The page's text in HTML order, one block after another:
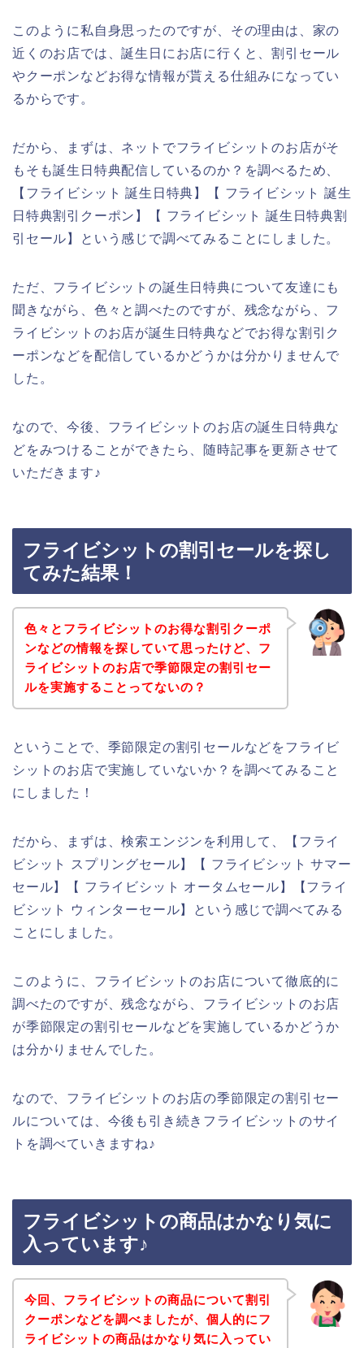
このように私自身思ったのですが、その理由は、家の
近くのお店では、誕生日にお店に行くと、割引セール
やクーポンなどお得な情報が貰える仕組みになってい
るからです。
だから、まずは、ネットでフライビシットのお店がそ
もそも誕生日特典配信しているのか？を調べるため、
【フライビシット 誕生日特典】【 フライビシット 誕生
日特典割引クーポン】【 フライビシット 誕生日特典割
引セール】という感じで調べてみることにしました。
ただ、フライビシットの誕生日特典について友達にも
聞きながら、色々と調べたのですが、残念ながら、フ
ライビシットのお店が誕生日特典などでお得な割引ク
ーポンなどを配信しているかどうかは分かりませんで
した。
なので、今後、フライビシットのお店の誕生日特典な
どをみつけることができたら、随時記事を更新させて
いただきます♪
フライビシットの割引セールを探し
てみた結果！
色々とフライビシットのお得な割引クーポ
ンなどの情報を探していて思ったけど、フ
ライビシットのお店で季節限定の割引セー
ルを実施することってないの？
ということで、季節限定の割引セールなどをフライビ
シットのお店で実施していないか？を調べてみること
にしました！
だから、まずは、検索エンジンを利用して、【フライ
ビシット スプリングセール】【 フライビシット サマー
セール】【 フライビシット オータムセール】【フライ
ビシット ウィンターセール】という感じで調べてみる
ことにしました。
このように、フライビシットのお店について徹底的に
調べたのですが、残念ながら、フライビシットのお店
が季節限定の割引セールなどを実施しているかどうか
は分かりませんでした。
なので、フライビシットのお店の季節限定の割引セー
ルについては、今後も引き続きフライビシットのサイ
トを調べていきますね♪
フライビシットの商品はかなり気に
入っています♪
今回、フライビシットの商品について割引
クーポンなどを調べましたが、個人的にフ
ライビシットの商品はかなり気に入ってい